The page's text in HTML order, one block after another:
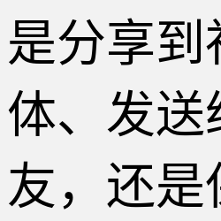
是分享到
体、发送
友，还是